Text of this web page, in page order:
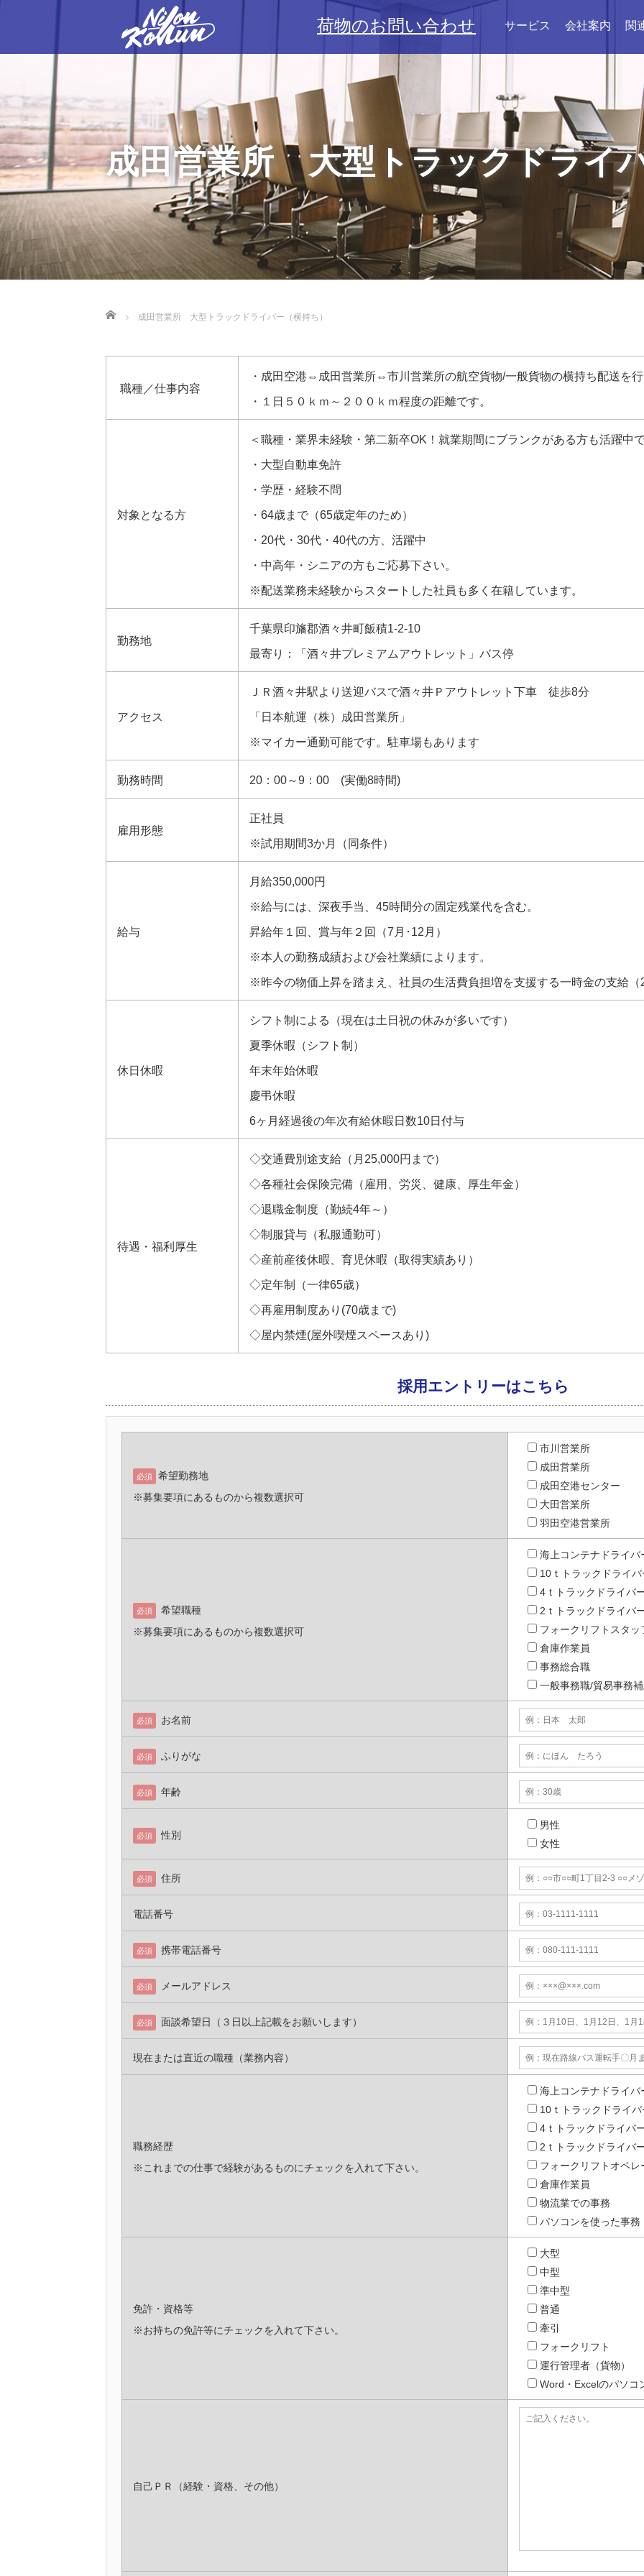
荷物のお問い合わせ サービス 会社案内 関
成田営業所 大型トラックドライ
Home 成田営業所 大型トラックドライバー（横持ち）
職種／仕事内容
・成田空港⇔成田営業所⇔市川営業所の航空貨物/一般貨物の横持ち配送を行
・１日５０ｋｍ～２００ｋｍ程度の距離です。
対象となる方
＜職種・業界未経験・第二新卒OK！就業期間にブランクがある方も活躍中
・大型自動車免許
・学歴・経験不問
・64歳まで（65歳定年のため）
・20代・30代・40代の方、活躍中
・中高年・シニアの方もご応募下さい。
※配送業務未経験からスタートした社員も多く在籍しています。
勤務地
千葉県印旛郡酒々井町飯積1-2-10
最寄り：「酒々井プレミアムアウトレット」バス停
アクセス
ＪＲ酒々井駅より送迎バスで酒々井Ｐアウトレット下車 徒歩8分
「日本航運（株）成田営業所」
※マイカー通勤可能です。駐車場もあります
勤務時間 20：00～9：00 (実働8時間)
雇用形態
正社員
※試用期間3か月（同条件）
給与
月給350,000円
※給与には、深夜手当、45時間分の固定残業代を含む。
昇給年１回、賞与年２回（7月･12月）
※本人の勤務成績および会社業績によります。
※昨今の物価上昇を踏まえ、社員の生活費負担増を支援する一時金の支給（
休日休暇
シフト制による（現在は土日祝の休みが多いです）
夏季休暇（シフト制）
年末年始休暇
慶弔休暇
6ヶ月経過後の年次有給休暇日数10日付与
待遇・福利厚生
◇交通費別途支給（月25,000円まで）
◇各種社会保険完備（雇用、労災、健康、厚生年金）
◇退職金制度（勤続4年～）
◇制服貸与（私服通勤可）
◇産前産後休暇、育児休暇（取得実績あり）
◇定年制（一律65歳）
◇再雇用制度あり(70歳まで)
◇屋内禁煙(屋外喫煙スペースあり)
採用エントリーはこちら
必須
希望勤務地
※募集要項にあるものから複数選択可
市川営業所
成田営業所
成田空港センター
大田営業所
羽田空港営業所
必須
希望職種
※募集要項にあるものから複数選択可
海上コンテナドライバ
10ｔトラックドライバ
4ｔトラックドライバ
2ｔトラックドライバ
フォークリフトスタッ
倉庫作業員
事務総合職
一般事務職/貿易事務
必須 お名前
必須 ふりがな
必須 年齢
必須 性別
男性
女性
必須 住所
電話番号
必須 携帯電話番号
必須 メールアドレス
必須 面談希望日（３日以上記載をお願いします）
現在または直近の職種（業務内容）
職務経歴
※これまでの仕事で経験があるものにチェックを入れて下さい。
海上コンテナドライバ
10ｔトラックドライバ
4ｔトラックドライバ
2ｔトラックドライバ
フォークリフトオペレ
倉庫作業員
物流業での事務
パソコンを使った事務
免許・資格等
※お持ちの免許等にチェックを入れて下さい。
大型
中型
準中型
普通
牽引
フォークリフト
運行管理者（貨物）
Word・Excelのパソコ
自己ＰＲ（経験・資格、その他）